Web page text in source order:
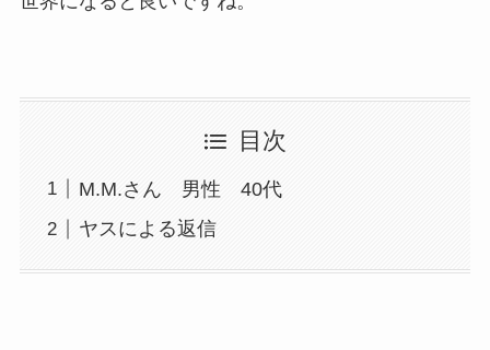
目次
M.M.さん 男性 40代
ヤスによる返信